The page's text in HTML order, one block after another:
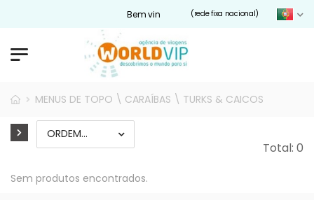
Bem vindos ao nosso site Worldvip.pt
(rede fixa nacional)
MENUS DE TOPO \ CARAÍBAS \ TURKS & CAICOS
Total: 0
Sem produtos encontrados.